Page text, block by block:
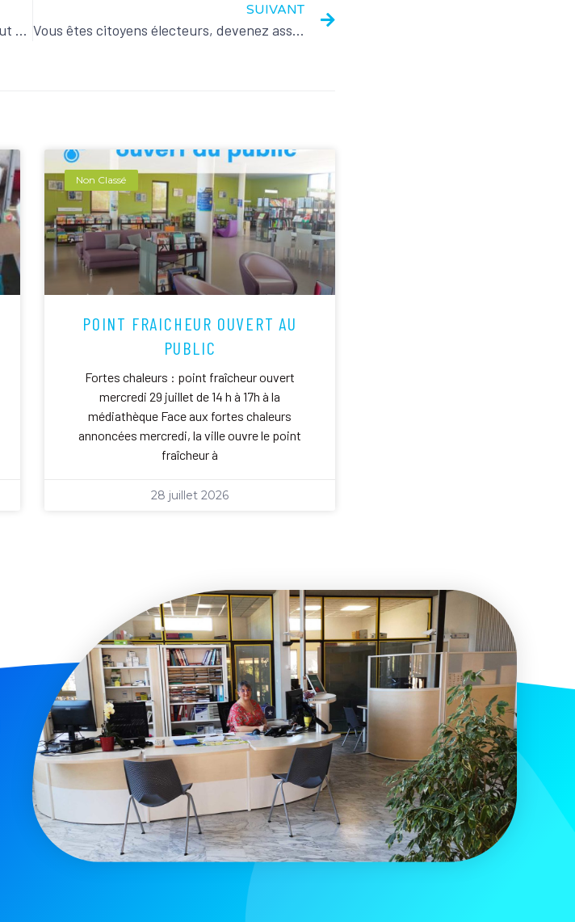
Conseil municipal des enfants : un début prometteur !
SUIVANT
Vous êtes citoyens électeurs, devenez assesseurs !
Non Classé
POINT FRAICHEUR OUVERT AU
PUBLIC
Fortes chaleurs : point fraîcheur ouvert
mercredi 29 juillet de 14 h à 17h à la
médiathèque Face aux fortes chaleurs
annoncées mercredi, la ville ouvre le point
fraîcheur à
28 juillet 2026